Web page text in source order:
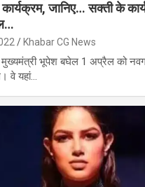
जानिए… सक्ती के
Khabar CG News
मुख्यमंत्री भूपेश बघेल 1 अप्रैल को
वे यहां…